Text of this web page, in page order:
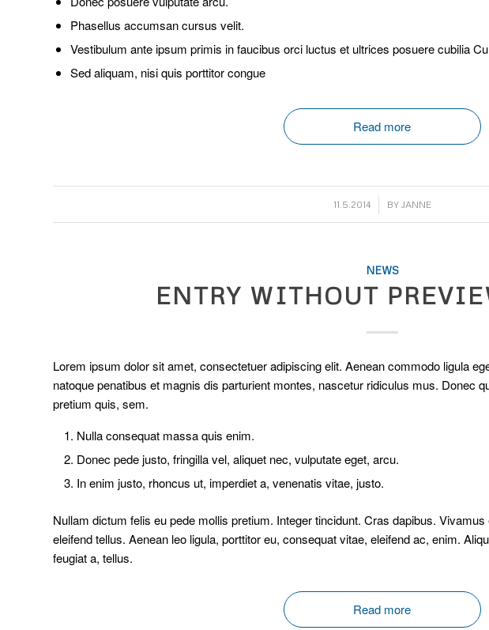
Phasellus accumsan cursus velit.
Vestibulum ante ipsum primis in faucibus orci luctus et ultrices posuere cubilia
Sed aliquam, nisi quis porttitor congue
Read more
11.5.2014 BY JANNE
NEWS
ENTRY WITHOUT
Lorem ipsum dolor sit amet, consectetuer adipiscing elit. Aenean commodo ligula
natoque penatibus et magnis dis parturient montes, nascetur ridiculus mus. Donec
pretium quis, sem.
Nulla consequat massa quis enim.
Donec pede justo, fringilla vel, aliquet nec, vulputate eget, arcu.
In enim justo, rhoncus ut, imperdiet a, venenatis vitae, justo.
Nullam dictum felis eu pede mollis pretium. Integer tincidunt. Cras dapibus.
eleifend tellus. Aenean leo ligula, porttitor eu, consequat vitae, eleifend ac, enim.
feugiat a, tellus.
Read more